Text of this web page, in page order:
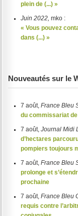
plein de (...) »
Juin 2022, mko :
« Vous pouvez
dans (...) »
Nouveautés sur le
7 août, France Bleu
du commissariat
7 août, Journal Midi
d’hectares
pompiers toujours
7 août, France Bleu
prolonge et
prochaine
7 août, France Bleu
requis contre